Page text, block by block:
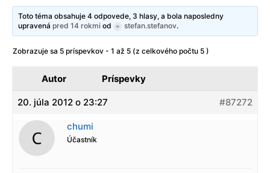
Toto téma obsahuje 4 odpovede, 3 hlasy, a bola naposledny
upravenápred 14 rokmi od stefan.stefanov.
Zobrazuje sa 5 príspevkov - 1 až 5 (z celkového počtu 5 )
Autor Príspevky
20. júla 2012 o 23:27 #87272
chumi
Účastník